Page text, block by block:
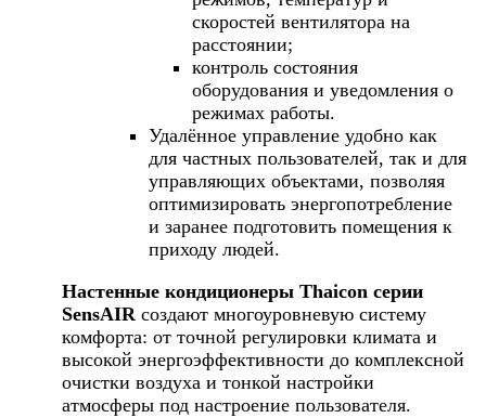
скоростей вентилятора на
расстоянии;
контроль состояния
оборудования и уведомления о
режимах работы.
Удалённое управление удобно как
для частных пользователей, так и для
управляющих объектами, позволяя
оптимизировать энергопотребление
и заранее подготовить помещения к
приходу людей.
Настенные кондиционеры Thaicon серии
SensAIRсоздают многоуровневую систему
комфорта: от точной регулировки климата и
высокой энергоэффективности до комплексной
очистки воздуха и тонкой настройки
атмосферы под настроение пользователя.